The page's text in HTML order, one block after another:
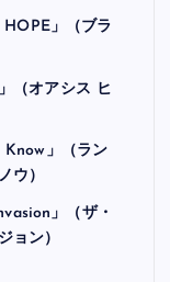
」（ブラ
（オアシス ヒ
」（ラン
ウ）
」（ザ・
ョン）